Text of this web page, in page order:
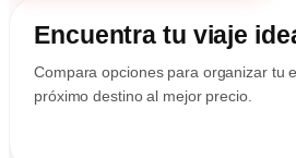
Encuentra tu viaje
Compara opciones para organizar tu
próximo destino al mejor precio.